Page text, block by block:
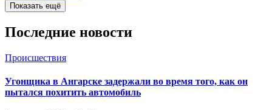
Показать ещё
Последние новости
Происшествия
Угонщика в Ангарске задержали во время того, как он
пытался похитить автомобиль